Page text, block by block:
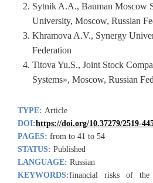
Sytnik A.A., Bauman Moscow
University, Moscow, Russian
Khramova A.V., Synergy
Federation
Titova Yu.S., Joint Stock
Systems», Moscow, Russian
TYPE: Article
DOI:https://doi.org/10.37279/2519-
PAGES: from to 41 to 54
STATUS: Published
LANGUAGE: Russian
KEYWORDS:financial risks of the